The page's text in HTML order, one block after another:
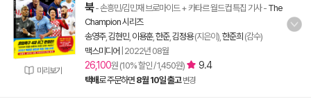
미리보기
북- 손흥민/김민재 브로마이드 + 카타르 월드컵 특집 기사- The
Champion 시리즈
송영주, 김현민, 이용훈, 한준, 김정용(지은이), 한준희 (감수)
맥스미디어 2022년 08월
26,100원 (10% 할인 / 1,450원) 9.4
택배로 주문하면 8월 10일 출고 변경